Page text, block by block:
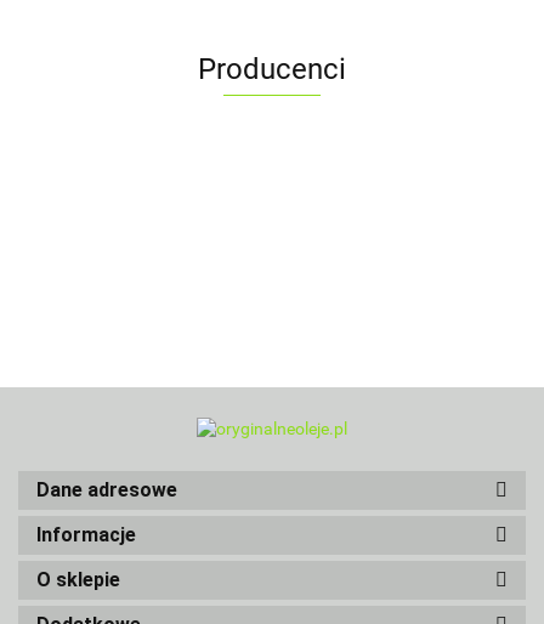
Producenci
Dane adresowe
Informacje
O sklepie